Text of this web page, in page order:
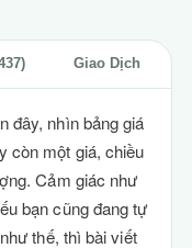
Giao Dịch
đây, nhìn bảng giá
còn một giá, chiều
Cảm giác như
bạn cũng đang tự
thế, thì bài viết